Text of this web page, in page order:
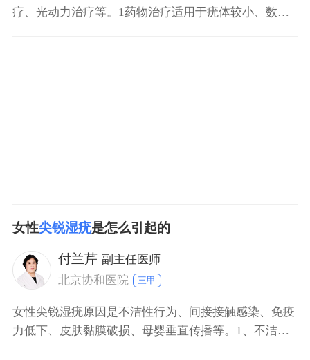
疗、光动力治疗等。1药物治疗适用于疣体较小、数量
女性尖锐湿疣是怎么引起的
付兰芹 副主任医师
北京协和医院
三甲
女性尖锐湿疣原因是不洁性行为、间接接触感染、免疫
力低下、皮肤黏膜破损、母婴垂直传播等。1、不洁性